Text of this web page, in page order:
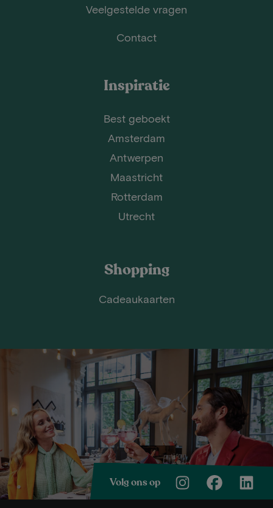
Veelgestelde vragen
Contact
Inspiratie
Best geboekt
Amsterdam
Antwerpen
Maastricht
Rotterdam
Utrecht
Shopping
Cadeaukaarten
Volg ons op